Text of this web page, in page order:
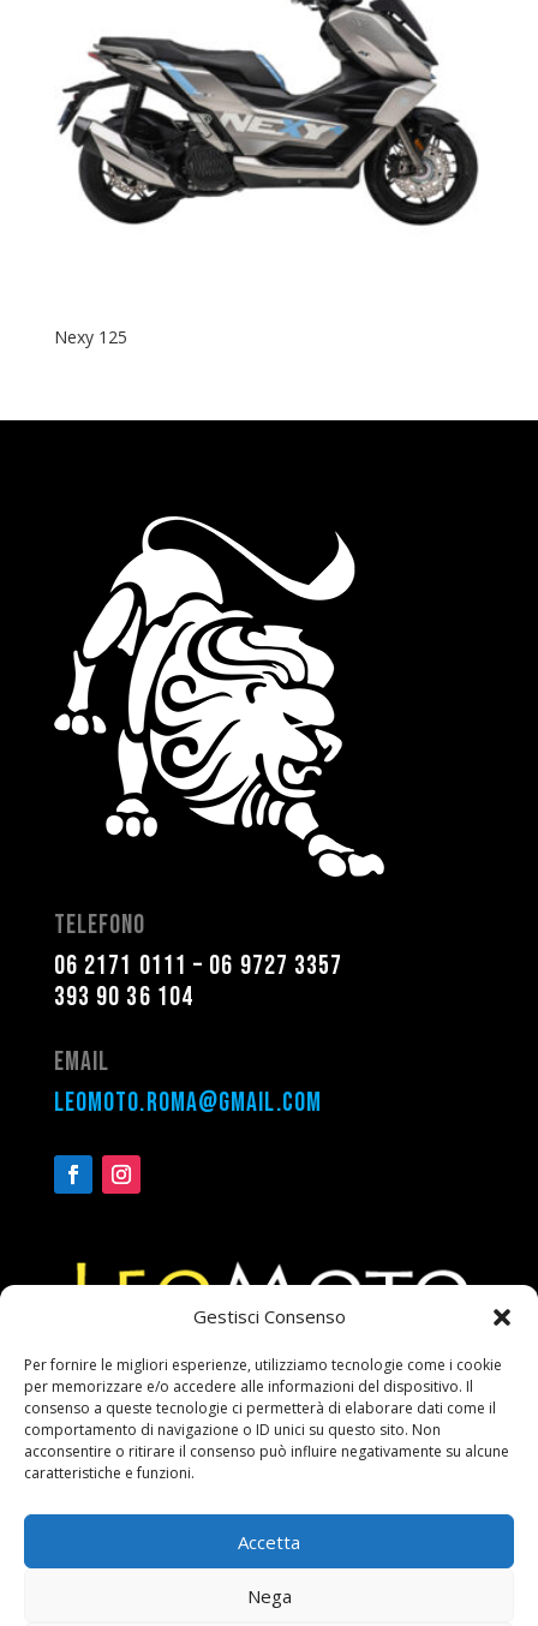
Gestisci Consenso
Per fornire le migliori esperienze, utilizziamo tecnologie come i cookie
per memorizzare e/o accedere alle informazioni del dispositivo. Il
consenso a queste tecnologie ci permetterà di elaborare dati come il
comportamento di navigazione o ID unici su questo sito. Non
acconsentire o ritirare il consenso può influire negativamente su alcune
caratteristiche e funzioni.
Accetta
Nega
Nexy 125
Telefono
06 2171 0111 – 06 9727 3357
393 90 36 104
Email
leomoto.roma@gmail.com
Via Ugolino Cavalcabò 14 / 18
00176 Roma